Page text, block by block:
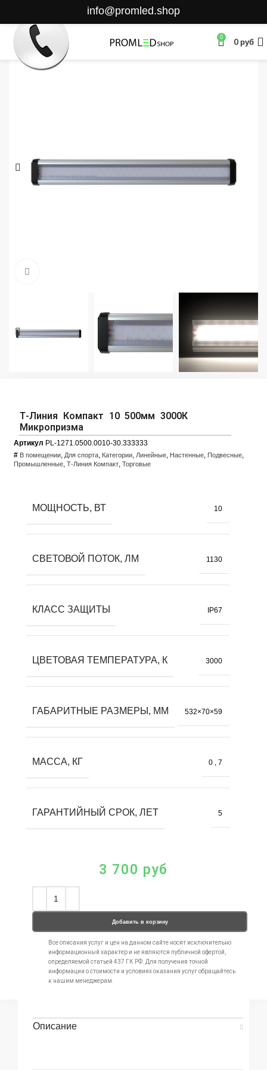
info@promled.shop
0 0руб
Т-Линия Компакт 10 500мм 3000К
Микропризма
Артикул PL-1271.0500.0010-30.333333
# В помещении, Для спорта, Категории, Линейные, Настенные, Подвесные,
Промышленные, Т-Линия Компакт, Торговые
МОЩНОСТЬ, ВТ 10
СВЕТОВОЙ ПОТОК, ЛМ 1130
КЛАСС ЗАЩИТЫ IP67
ЦВЕТОВАЯ ТЕМПЕРАТУРА, К 3000
ГАБАРИТНЫЕ РАЗМЕРЫ, ММ 532×70×59
МАССА, КГ 0 , 7
ГАРАНТИЙНЫЙ СРОК, ЛЕТ 5
3 700 руб
Добавить в корзину
Все описания услуг и цен на данном сайте носят исключительно
информационный характер и не являются публичной офертой,
определяемой статьей 437 ГК РФ. Для получения точной
информации о стоимости и условиях оказания услуг обращайтесь
к нашим менеджерам.
Описание